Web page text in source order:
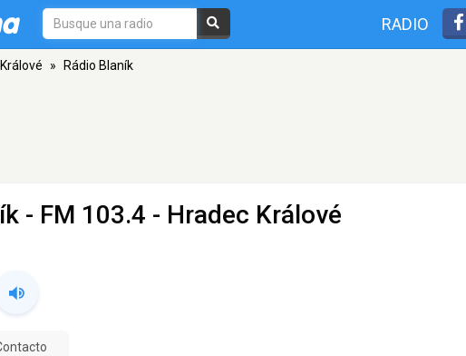
RADIO
» Rádio Blaník
- FM 103.4 - Hradec Králové